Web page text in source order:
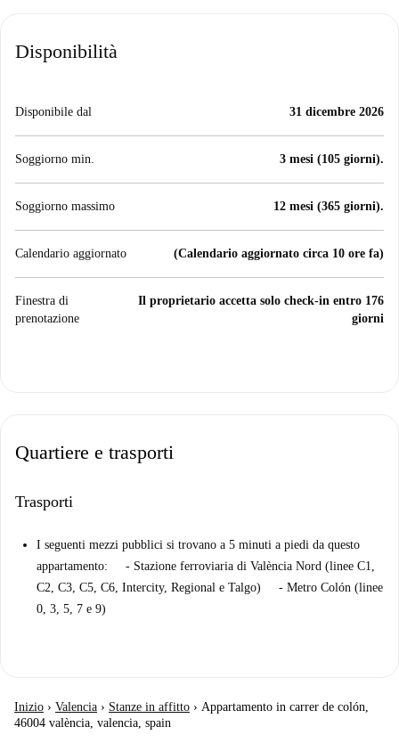
Disponibilità
Disponibile dal 31 dicembre 2026
Soggiorno min. 3 mesi (105 giorni).
Soggiorno massimo 12 mesi (365 giorni).
Calendario aggiornato (Calendario aggiornato circa 10 ore fa)
Finestra di
prenotazione
Il proprietario accetta solo check-in entro 176
giorni
Quartiere e trasporti
Trasporti
I seguenti mezzi pubblici si trovano a 5 minuti a piedi da questo
appartamento: - Stazione ferroviaria di València Nord (linee C1,
C2, C3, C5, C6, Intercity, Regional e Talgo) - Metro Colón (linee
0, 3, 5, 7 e 9)
Inizio › Valencia › Stanze in affitto › Appartamento in carrer de colón,
46004 valència, valencia, spain